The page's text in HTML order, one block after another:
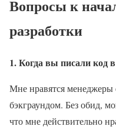
Вопросы к
разработки
1. Когда вы писали код
Мне нравятся
бэкграундом. Без обид,
что мне действительно